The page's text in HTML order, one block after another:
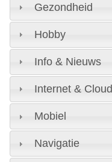
Gezondheid
Hobby
Info & Nieuws
Internet & Cloud
Mobiel
Navigatie